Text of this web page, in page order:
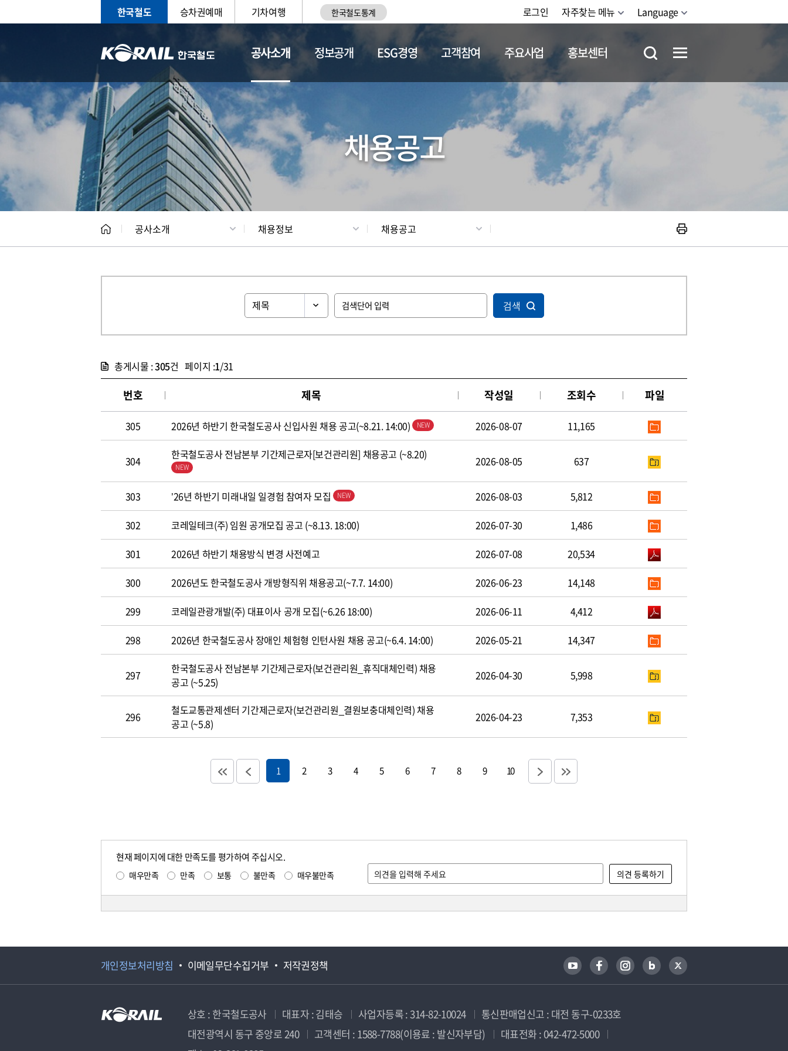
한국철도 승차권예매 기차여행 한국철도통계 로그인 자주찾는 메뉴 Language
공사소개
CEO 일반현황 채용정보
정보공개 ESG경영 고객참여 주요사업 홍보센터
채용공고
공사소개 채용정보 채용공고
검색
총게시물 :305건 페이지 :1/31
번호 제목 작성일 조회수 파일
305 2026년 하반기 한국철도공사 신입사원 채용 공고(~8.21. 14:00) 2026-08-07 11,165
304 한국철도공사 전남본부 기간제근로자[보건관리원] 채용공고 (~8.20) 2026-08-05 637
303 ’26년 하반기 미래내일 일경험 참여자 모집 2026-08-03 5,812
302 코레일테크(주) 임원 공개모집 공고 (~8.13. 18:00) 2026-07-30 1,486
301 2026년 하반기 채용방식 변경 사전예고 2026-07-08 20,534
300 2026년도 한국철도공사 개방형직위 채용공고(~7.7. 14:00) 2026-06-23 14,148
299 코레일관광개발(주) 대표이사 공개 모집(~6.26 18:00) 2026-06-11 4,412
298 2026년 한국철도공사 장애인 체험형 인턴사원 채용 공고(~6.4. 14:00) 2026-05-21 14,347
297
한국철도공사 전남본부 기간제근로자(보건관리원_휴직대체인력) 채용
공고 (~5.25)
2026-04-30 5,998
296
철도교통관제센터 기간제근로자(보건관리원_결원보충대체인력) 채용
공고 (~5.8)
2026-04-23 7,353
1 2 3 4 5 6 7 8 9 10
현재 페이지에 대한 만족도를 평가하여 주십시오.
매우만족 만족 보통 불만족 매우불만족
개인정보처리방침 이메일무단수집거부 저작권정책
상호 : 한국철도공사 대표자 : 김태승 사업자등록 : 314-82-10024
통신판매업신고 : 대전 동구-0233호
대전광역시 동구 중앙로 240
고객센터 : 1588-7788(이용료 : 발신자부담)
대표전화 : 042-472-5000